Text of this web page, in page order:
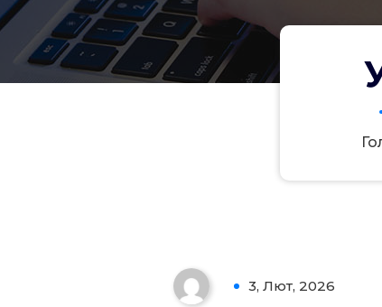
3, Лют, 2026